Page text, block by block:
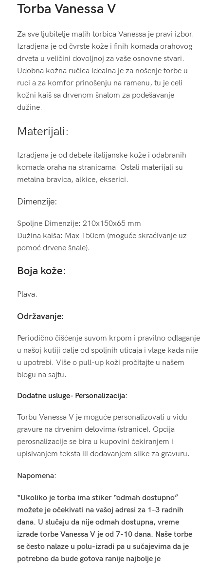
Torba Vanessa V
Za sve ljubitelje malih torbica Vanessa je pravi izbor.
Izradjena je od čvrste kože i finih komada orahovog
drveta u veličini dovoljnoj za vaše osnovne stvari.
Udobna kožna ručica idealna je za nošenje torbe u
ruci a za komfor prinošenju na ramenu, tu je celi
kožni kaiš sa drvenom šnalom za podešavanje
dužine.
Materijali:
Izradjena je od debele italijanske kože i odabranih
komada oraha na stranicama. Ostali materijali su
metalna bravica, alkice, ekserici.
Dimenzije:
Spoljne Dimenzije: 210x150x65 mm
Dužina kaiša: Max 150cm (moguće skraćivanje uz
pomoć drvene šnale).
Boja kože:
Plava.
Održavanje:
Periodično čišćenje suvom krpom i pravilno odlaganje
u našoj kutiji dalje od spoljnih uticaja i vlage kada nije
u upotrebi. Više o pull-up koži pročitajte u našem
blogu na sajtu.
Dodatne usluge- Personalizacija:
Torbu Vanessa V je moguće personalizovati u vidu
gravure na drvenim delovima (stranice). Opcija
perosnalizacije se bira u kupovini čekiranjem i
upisivanjem teksta ili dodavanjem slike za gravuru.
Napomena:
*Ukoliko je torba ima stiker “odmah dostupno”
možete je očekivati na vašoj adresi za 1-3 radnih
dana. U slučaju da nije odmah dostupna, vreme
izrade torbe Vanessa V je od 7-10 dana. Naše torbe
se često nalaze u polu-izradi pa u sučajevima da je
potrebno da bude gotova ranije najbolje je